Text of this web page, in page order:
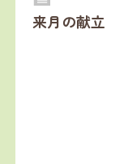
来月の献立